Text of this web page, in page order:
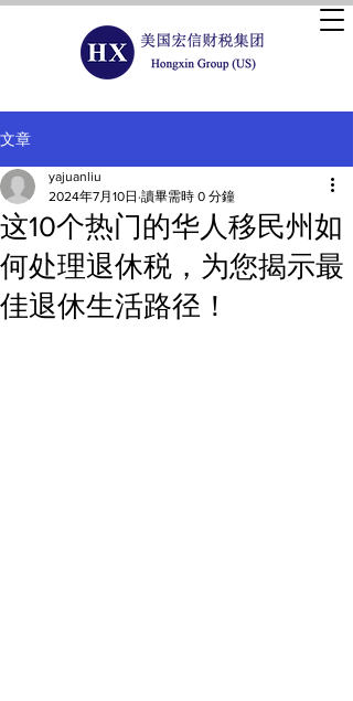
文章
这10个热门的华人移民州如
何处理退休税，为您揭示最
佳退休生活路径！
yajuanliu
2024年7月10日 讀畢需時 0 分鐘